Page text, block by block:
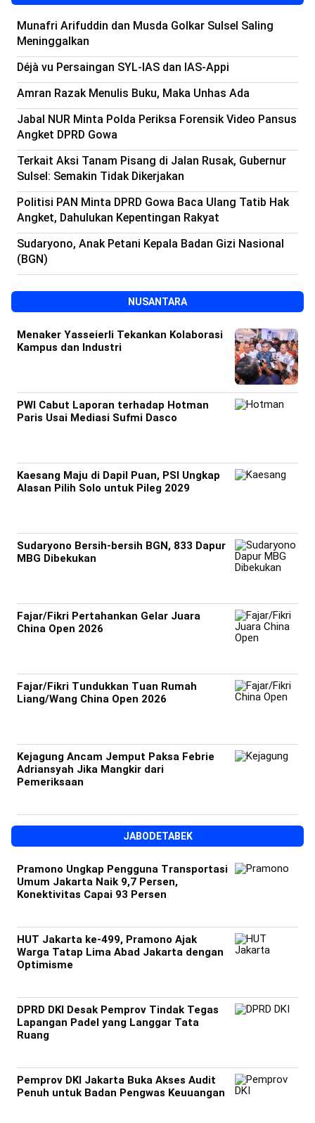
Munafri Arifuddin dan Musda Golkar Sulsel Saling
Meninggalkan
Déjà vu Persaingan SYL-IAS dan IAS-Appi
Amran Razak Menulis Buku, Maka Unhas Ada
Jabal NUR Minta Polda Periksa Forensik Video Pansus
Angket DPRD Gowa
Terkait Aksi Tanam Pisang di Jalan Rusak, Gubernur
Sulsel: Semakin Tidak Dikerjakan
Politisi PAN Minta DPRD Gowa Baca Ulang Tatib Hak
Angket, Dahulukan Kepentingan Rakyat
Sudaryono, Anak Petani Kepala Badan Gizi Nasional
(BGN)
NUSANTARA
Menaker Yasseierli Tekankan Kolaborasi
Kampus dan Industri
PWI Cabut Laporan terhadap Hotman
Paris Usai Mediasi Sufmi Dasco
Kaesang Maju di Dapil Puan, PSI Ungkap
Alasan Pilih Solo untuk Pileg 2029
Sudaryono Bersih-bersih BGN, 833 Dapur
MBG Dibekukan
Fajar/Fikri Pertahankan Gelar Juara
China Open 2026
Fajar/Fikri Tundukkan Tuan Rumah
Liang/Wang China Open 2026
Kejagung Ancam Jemput Paksa Febrie
Adriansyah Jika Mangkir dari
Pemeriksaan
JABODETABEK
Pramono Ungkap Pengguna Transportasi
Umum Jakarta Naik 9,7 Persen,
Konektivitas Capai 93 Persen
HUT Jakarta ke-499, Pramono Ajak
Warga Tatap Lima Abad Jakarta dengan
Optimisme
DPRD DKI Desak Pemprov Tindak Tegas
Lapangan Padel yang Langgar Tata
Ruang
Pemprov DKI Jakarta Buka Akses Audit
Penuh untuk Badan Pengwas Keuuangan